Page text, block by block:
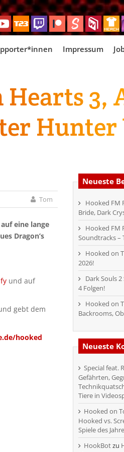
Impressum
3,
Tom
eine lange
Dragon’s
und auf
gebt dem
hooked
Neueste
Hooked FM
Bride, Dark
Hooked FM
Soundtracks –
Hooked on
2026!
Dark Souls
4 Folgen!
Hooked on
Backrooms,
Neueste
Special feat.
Gefährten,
Tiere in
Hooked on
Hooked vs.
Spiele des
HookBotzu